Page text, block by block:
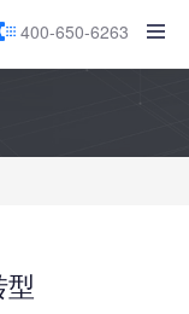
400-650-6263
型